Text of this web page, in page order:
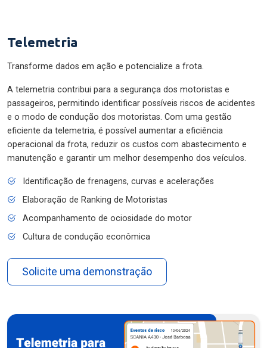
Telemetria
Transforme dados em ação e potencialize a frota.
A telemetria contribui para a segurança dos motoristas e
passageiros, permitindo identificar possíveis riscos de acidentes
e o modo de condução dos motoristas. Com uma gestão
eficiente da telemetria, é possível aumentar a eficiência
operacional da frota, reduzir os custos com abastecimento e
manutenção e garantir um melhor desempenho dos veículos.
Identificação de frenagens, curvas e acelerações
Elaboração de Ranking de Motoristas
Acompanhamento de ociosidade do motor
Cultura de condução econômica
Solicite uma demonstração